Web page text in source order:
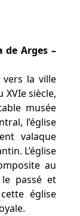
de Arges –
la ville
XVIe siècle,
musée
l’église
valaque
L’église
au
le passé et
église